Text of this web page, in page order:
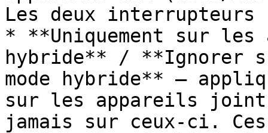
Les deux interrupteurs
* **Uniquement sur
hybride** / **Ignorer
mode hybride** —
sur les appareils
jamais sur ceux-ci.